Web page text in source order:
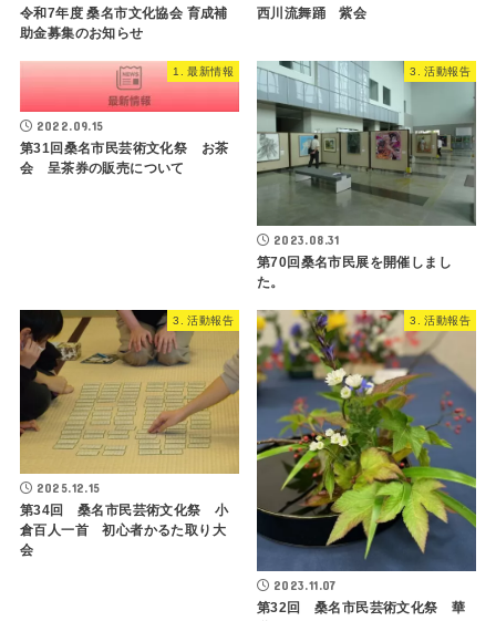
令和7年度 桑名市文化協会 育成補
助金募集のお知らせ
西川流舞踊 紫会
1. 最新情報
2022.09.15
第31回桑名市民芸術文化祭 お茶
会 呈茶券の販売について
3. 活動報告
2023.08.31
第70回桑名市民展を開催しまし
た。
3. 活動報告
2025.12.15
第34回 桑名市民芸術文化祭 小
倉百人一首 初心者かるた取り大
会
3. 活動報告
2023.11.07
第32回 桑名市民芸術文化祭 華